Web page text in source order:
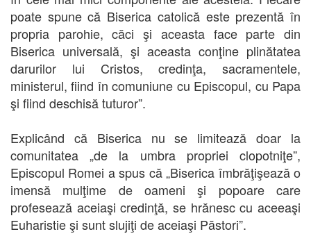
poate spune că Biserica catolică este prezentă în
propria parohie, căci şi aceasta face parte din
Biserica universală, şi aceasta conţine plinătatea
darurilor lui Cristos, credinţa, sacramentele,
ministerul, fiind în comuniune cu Episcopul, cu Papa
şi fiind deschisă tuturor”.
Explicând că Biserica nu se limitează doar la
comunitatea „de la umbra propriei clopotniţe”,
Episcopul Romei a spus că „Biserica îmbrăţişează o
imensă mulţime de oameni şi popoare care
profesează aceiaşi credinţă, se hrănesc cu aceeaşi
Euharistie şi sunt slujiţi de aceiaşi Păstori”.